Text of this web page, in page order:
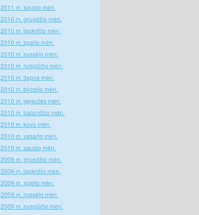
2011 m. sausio mėn.
2010 m. gruodžio mėn.
2010 m. lapkričio mėn.
2010 m. spalio mėn.
2010 m. rugsėjo mėn.
2010 m. rugpjūčio mėn.
2010 m. liepos mėn.
2010 m. birželio mėn.
2010 m. gegužės mėn.
2010 m. balandžio mėn.
2010 m. kovo mėn.
2010 m. vasario mėn.
2010 m. sausio mėn.
2009 m. gruodžio mėn.
2009 m. lapkričio mėn.
2009 m. spalio mėn.
2009 m. rugsėjo mėn.
2009 m. rugpjūčio mėn.